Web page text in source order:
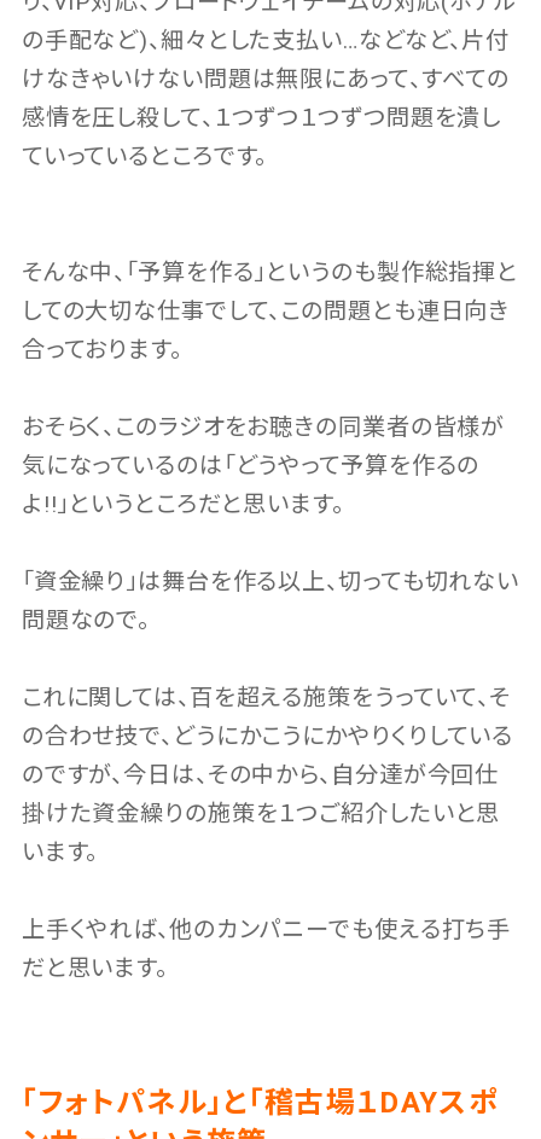
の手配など)、細々とした支払い…などなど、片付
けなきゃいけない問題は無限にあって、すべての
感情を圧し殺して、１つずつ１つずつ問題を潰し
ていっているところです。
そんな中、「予算を作る」というのも製作総指揮と
しての大切な仕事でして、この問題とも連日向き
合っております。
おそらく、このラジオをお聴きの同業者の皆様が
気になっているのは「どうやって予算を作るの
よ!!」というところだと思います。
「資金繰り」は舞台を作る以上、切っても切れない
問題なので。
これに関しては、百を超える施策をうっていて、そ
の合わせ技で、どうにかこうにかやりくりしている
のですが、今日は、その中から、自分達が今回仕
掛けた資金繰りの施策を１つご紹介したいと思
います。
上手くやれば、他のカンパニーでも使える打ち手
だと思います。
「フォトパネル」と「稽古場１DAYスポ